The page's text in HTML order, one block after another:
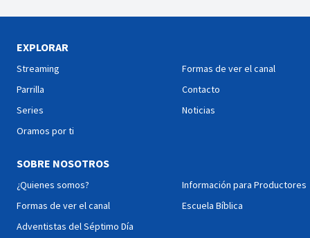
EXPLORAR
Streaming
Parrilla
Series
Oramos por ti
Formas de ver el canal
Contacto
Noticias
SOBRE NOSOTROS
¿Quienes somos?
Formas de ver el canal
Adventistas del Séptimo Día
Información para Productores
Escuela Bíblica